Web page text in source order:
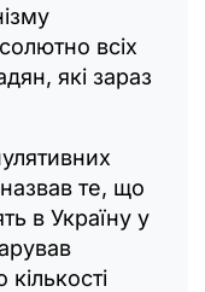
всіх
які зараз
те, що
в Україну у